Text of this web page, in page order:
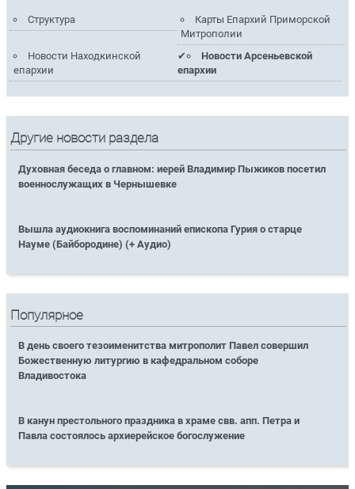
Структура
Карты Епархий Приморской
Митрополии
Новости Находкинской
епархии
Новости Арсеньевской
епархии
Другие новости раздела
Духовная беседа о главном: иерей Владимир Пыжиков посетил
военнослужащих в Чернышевке
Вышла аудиокнига воспоминаний епископа Гурия о старце
Науме (Байбородине) (+ Аудио)
Популярное
В день своего тезоименитства митрополит Павел совершил
Божественную литургию в кафедральном соборе
Владивостока
В канун престольного праздника в храме свв. апп. Петра и
Павла состоялось архиерейское богослужение